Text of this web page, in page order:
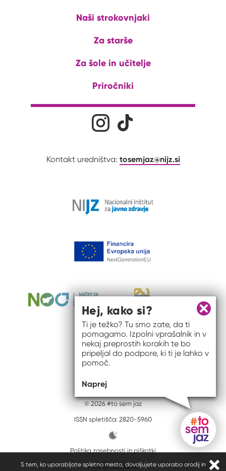
S tem, ko uporabljate spletno mesto, dovoljujete uporabo orodij in
Naši strokovnjaki
Za starše
Za šole in učitelje
Priročniki
Družabna omrežjaNa naš Instagram profil
Kontakt uredništva: tosemjaz@nijz.si
© 2026 #to sem jaz
ISSN spletišča: 2820-5960
Politika zasebnosti in piškotki
Pravno obvestilo
Gumb
Zapri
Hej, kako si?
Ti je težko? Tu smo zate, da ti
pomagamo. Izpolni vprašalnik in v
nekaj preprostih korakih te bo
pripeljal do podpore, ki ti je lahko v
pomoč.
Naprej